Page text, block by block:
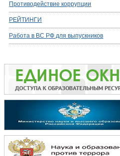
Противодействие коррупции
РЕЙТИНГИ
Работа в ВС РФ для выпускников